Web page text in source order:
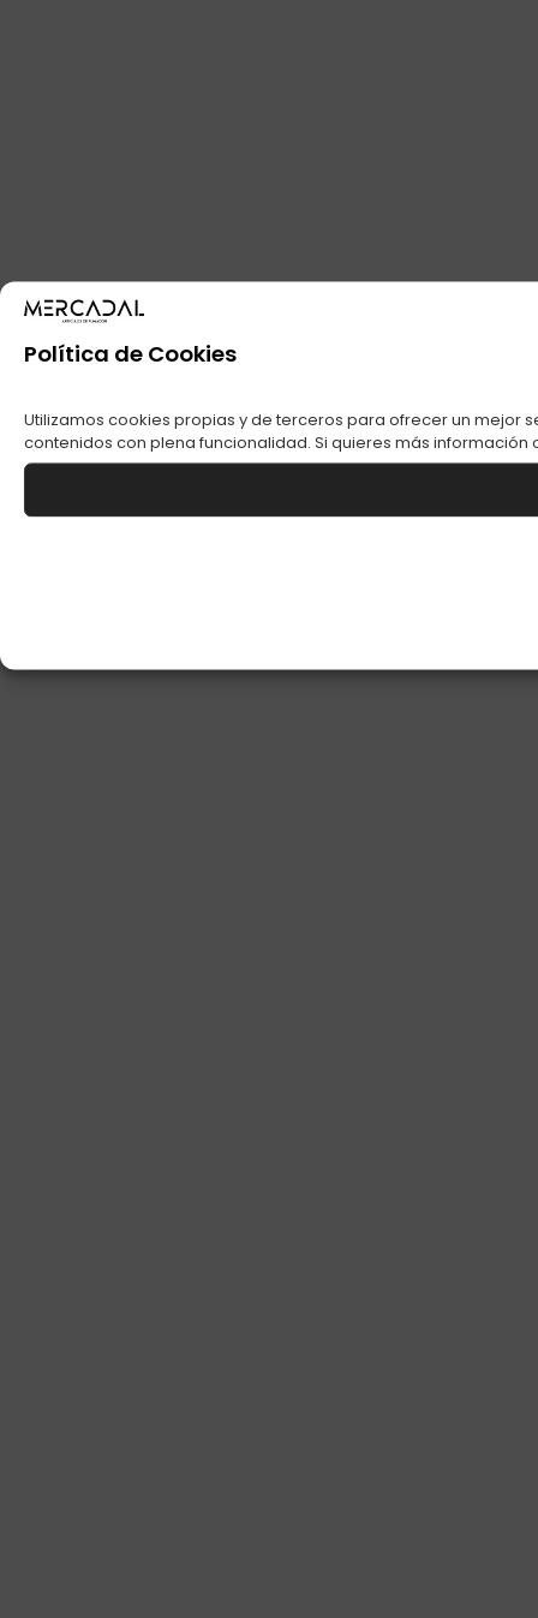
Política de Cookies
Utilizamos cookies propias y de terceros para ofrecer un mejor
contenidos con plena funcionalidad. Si quieres más